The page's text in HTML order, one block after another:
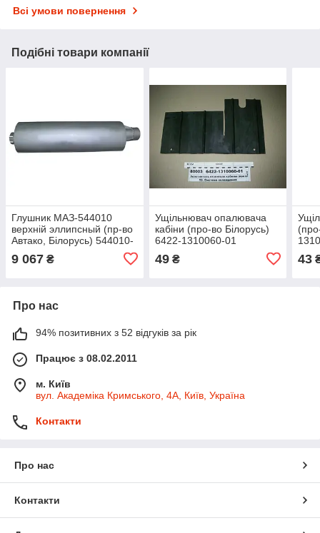
Всі умови повернення
Подібні товари компанії
Глушник МАЗ-544010
верхній эллипсный (пр-во
Автако, Білорусь) 544010-
9 067 ₴
Ущільнювач опалювача
кабіни (про-во Білорусь)
6422-1310060-01
49₴ 43
Про нас
94% позитивних з 52 відгуків за рік
Працює з 08.02.2011
м. Київ
вул. Академіка Кримського, 4А, Київ, Україна
Контакти
Про нас
Контакти